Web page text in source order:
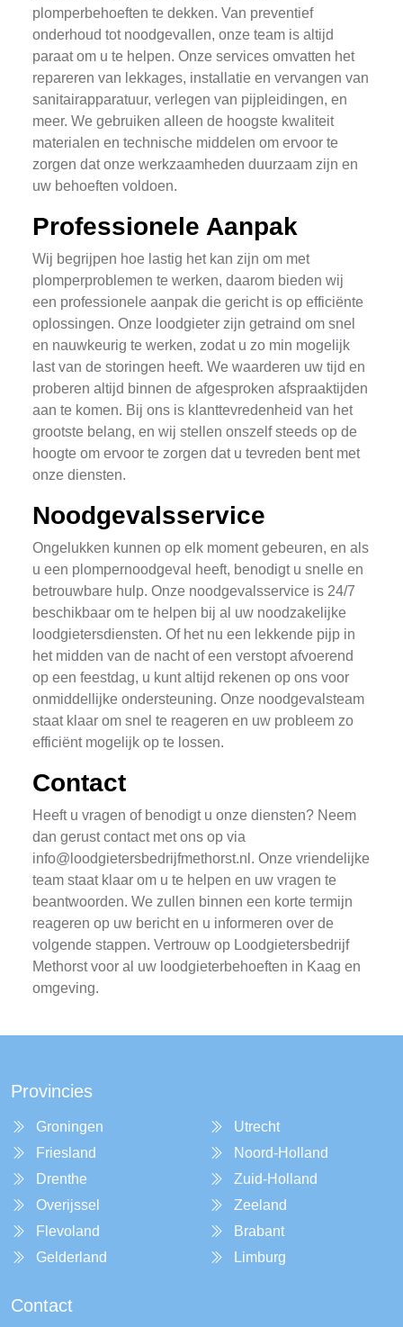
plomperbehoeften te dekken. Van preventief
onderhoud tot noodgevallen, onze team is altijd
paraat om u te helpen. Onze services omvatten het
repareren van lekkages, installatie en vervangen van
sanitairapparatuur, verlegen van pijpleidingen, en
meer. We gebruiken alleen de hoogste kwaliteit
materialen en technische middelen om ervoor te
zorgen dat onze werkzaamheden duurzaam zijn en
uw behoeften voldoen.
Professionele Aanpak
Wij begrijpen hoe lastig het kan zijn om met
plomperproblemen te werken, daarom bieden wij
een professionele aanpak die gericht is op efficiënte
oplossingen. Onze loodgieter zijn getraind om snel
en nauwkeurig te werken, zodat u zo min mogelijk
last van de storingen heeft. We waarderen uw tijd en
proberen altijd binnen de afgesproken afspraaktijden
aan te komen. Bij ons is klanttevredenheid van het
grootste belang, en wij stellen onszelf steeds op de
hoogte om ervoor te zorgen dat u tevreden bent met
onze diensten.
Noodgevalsservice
Ongelukken kunnen op elk moment gebeuren, en als
u een plompernoodgeval heeft, benodigt u snelle en
betrouwbare hulp. Onze noodgevalsservice is 24/7
beschikbaar om te helpen bij al uw noodzakelijke
loodgietersdiensten. Of het nu een lekkende pijp in
het midden van de nacht of een verstopt afvoerend
op een feestdag, u kunt altijd rekenen op ons voor
onmiddellijke ondersteuning. Onze noodgevalsteam
staat klaar om snel te reageren en uw probleem zo
efficiënt mogelijk op te lossen.
Contact
Heeft u vragen of benodigt u onze diensten? Neem
dan gerust contact met ons op via
info@loodgietersbedrijfmethorst.nl . Onze vriendelijke
team staat klaar om u te helpen en uw vragen te
beantwoorden. We zullen binnen een korte termijn
reageren op uw bericht en u informeren over de
volgende stappen. Vertrouw op Loodgietersbedrijf
Methorst voor al uw loodgieterbehoeften in Kaag en
omgeving.
Provincies
Groningen
Friesland
Drenthe
Overijssel
Flevoland
Gelderland
Utrecht
Noord-Holland
Zuid-Holland
Zeeland
Brabant
Limburg
Contact